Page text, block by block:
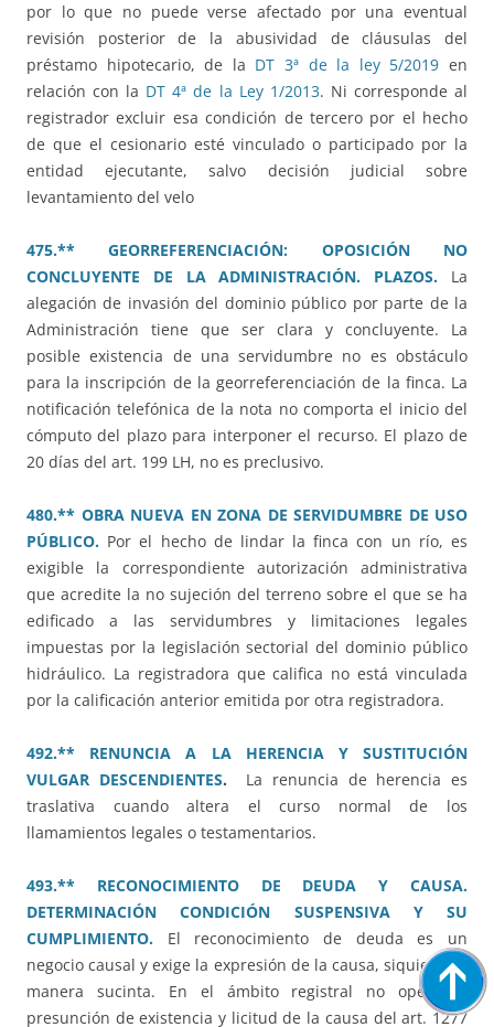
por lo que no puede verse afectado por una eventual
revisión posterior de la abusividad de cláusulas del
préstamo hipotecario, de la DT 3ª de la ley 5/2019 en
relación con la DT 4ª de la Ley 1/2013. Ni corresponde al
registrador excluir esa condición de tercero por el hecho
de que el cesionario esté vinculado o participado por la
entidad ejecutante, salvo decisión judicial sobre
levantamiento del velo
475.** GEORREFERENCIACIÓN: OPOSICIÓN NO
CONCLUYENTE DE LA ADMINISTRACIÓN. PLAZOS. La
alegación de invasión del dominio público por parte de la
Administración tiene que ser clara y concluyente. La
posible existencia de una servidumbre no es obstáculo
para la inscripción de la georreferenciación de la finca. La
notificación telefónica de la nota no comporta el inicio del
cómputo del plazo para interponer el recurso. El plazo de
20 días del art. 199 LH, no es preclusivo.
480.** OBRA NUEVA EN ZONA DE SERVIDUMBRE DE USO
PÚBLICO. Por el hecho de lindar la finca con un río, es
exigible la correspondiente autorización administrativa
que acredite la no sujeción del terreno sobre el que se ha
edificado a las servidumbres y limitaciones legales
impuestas por la legislación sectorial del dominio público
hidráulico. La registradora que califica no está vinculada
por la calificación anterior emitida por otra registradora.
492.** RENUNCIA A LA HERENCIA Y SUSTITUCIÓN
VULGAR DESCENDIENTES.
La renuncia de herencia es
traslativa cuando altera el curso normal de los
llamamientos legales o testamentarios.
493.** RECONOCIMIENTO DE DEUDA Y CAUSA.
DETERMINACIÓN CONDICIÓN SUSPENSIVA Y SU
CUMPLIMIENTO. El reconocimiento de deuda es un
negocio causal y exige la expresión de la causa, siquiera de
manera sucinta. En el ámbito registral no opera la
presunción de existencia y licitud de la causa del art. 1277